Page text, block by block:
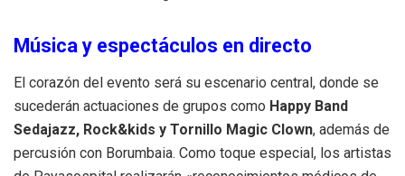
Música y espectáculos en directo
El corazón del evento será su escenario central, donde se
sucederán actuaciones de grupos como Happy Band
Sedajazz, Rock&kids y Tornillo Magic Clown, además de
percusión con Borumbaia. Como toque especial, los artistas